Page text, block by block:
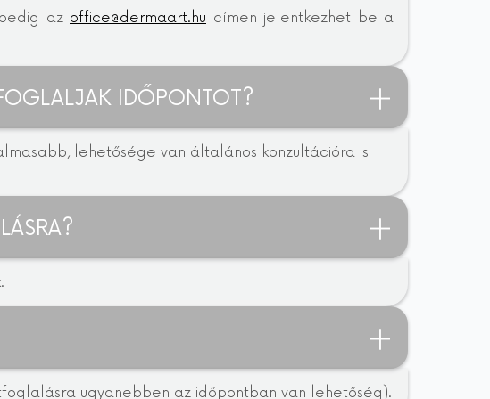
az office@dermaart.hu címen jelentkezhet be a
IDŐPONTOT?
lehetősége van általános konzultációra is
ugyanebben az időpontban van lehetőség).